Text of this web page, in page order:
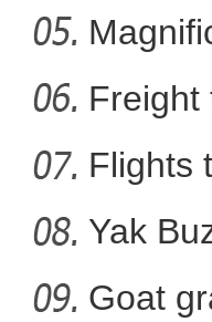
Nal
La
Freight
Flights
Yak
Goat